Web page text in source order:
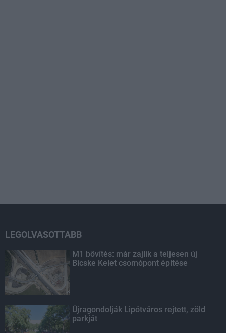
LEGOLVASOTTABB
M1 bővítés: már zajlik a teljesen új
Bicske Kelet csomópont építése
Újragondolják Lipótváros rejtett, zöld
parkját